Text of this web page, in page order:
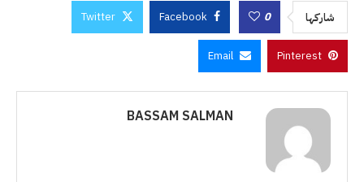
شاركها 0
Facebook
Twitter
Pinterest
Email
BASSAM SALMAN